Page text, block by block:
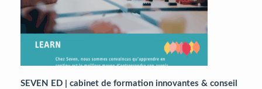
SEVEN ED | cabinet de formation innovantes & conseil